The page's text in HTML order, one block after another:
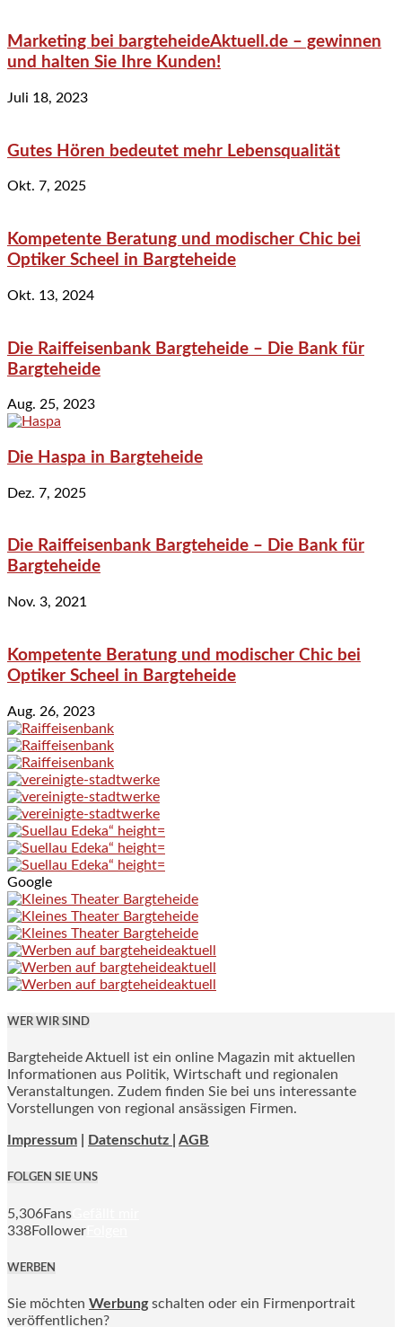
Marketing bei bargteheideAktuell.de – gewinnen
und halten Sie Ihre Kunden!
Juli 18, 2023
Gutes Hören bedeutet mehr Lebensqualität
Okt. 7, 2025
Kompetente Beratung und modischer Chic bei
Optiker Scheel in Bargteheide
Okt. 13, 2024
Die Raiffeisenbank Bargteheide – Die Bank für
Bargteheide
Aug. 25, 2023
Die Haspa in Bargteheide
Dez. 7, 2025
Die Raiffeisenbank Bargteheide – Die Bank für
Bargteheide
Nov. 3, 2021
Kompetente Beratung und modischer Chic bei
Optiker Scheel in Bargteheide
Aug. 26, 2023
Google
WER WIR SIND
Bargteheide Aktuell ist ein online Magazin mit aktuellen
Informationen aus Politik, Wirtschaft und regionalen
Veranstaltungen. Zudem finden Sie bei uns interessante
Vorstellungen von regional ansässigen Firmen.
Impressum Datenschutz | AGB
FOLGEN SIE UNS
5,306Fans
338Follower
WERBEN
Sie möchten Werbung schalten oder ein Firmenportrait
veröffentlichen?